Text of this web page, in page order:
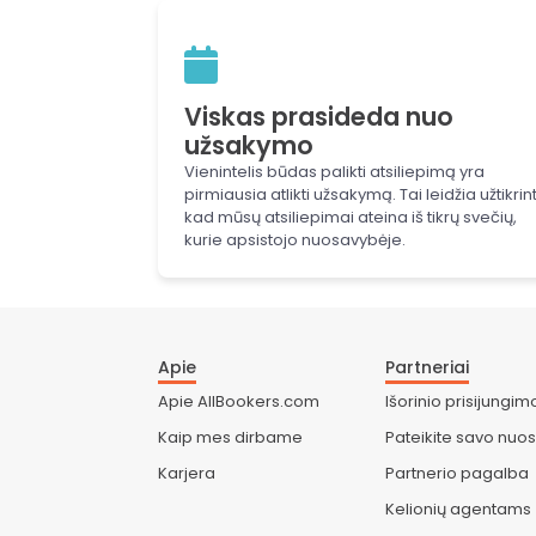
Viskas prasideda nuo
užsakymo
Vienintelis būdas palikti atsiliepimą yra
pirmiausia atlikti užsakymą. Tai leidžia
kad mūsų atsiliepimai ateina iš tikrų svečių,
kurie apsistojo nuosavybėje.
Apie
Apie AllBookers.com
Kaip mes dirbame
Karjera
Partneriai
Išorinio
Pateikite savo
Partnerio pagalba
Kelionių agentams